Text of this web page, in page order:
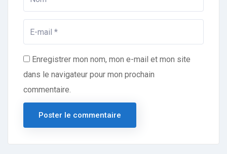
Enregistrer mon nom, mon e-mail et mon site
dans le navigateur pour mon prochain
commentaire.